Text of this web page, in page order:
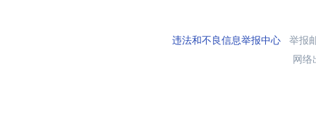
违法和不良信息举报中心举报
网